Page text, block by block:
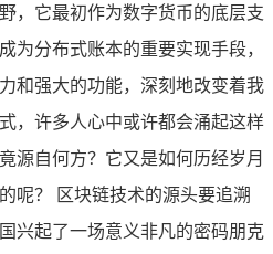
，它最初作为数字货币的底层支
为分布式账本的重要实现手段，
和强大的功能，深刻地改变着我
，许多人心中或许都会涌起这样
源自何方？它又是如何历经岁月
呢？ 区块链技术的源头要追溯
兴起了一场意义非凡的密码朋克